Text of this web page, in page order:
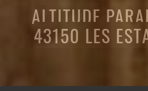
ALTITUDE
43150 LES